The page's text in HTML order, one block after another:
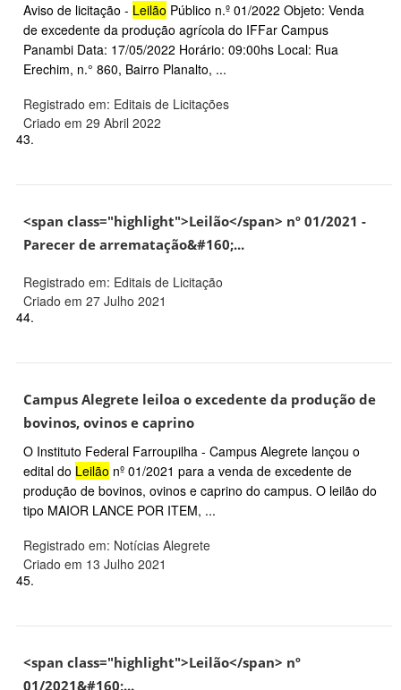
Aviso de licitação - Leilão Público n.º 01/2022 Objeto: Venda
de excedente da produção agrícola do IFFar Campus
Panambi Data: 17/05/2022 Horário: 09:00hs Local: Rua
Erechim, n.° 860, Bairro Planalto, ...
Registrado em: Editais de Licitações
Criado em 29 Abril 2022
43.
<span class="highlight">Leilão</span> nº 01/2021 -
Parecer de arrematação&#160;...
Registrado em: Editais de Licitação
Criado em 27 Julho 2021
44.
Campus Alegrete leiloa o excedente da produção de
bovinos, ovinos e caprino
O Instituto Federal Farroupilha - Campus Alegrete lançou o
edital do Leilão nº 01/2021 para a venda de excedente de
produção de bovinos, ovinos e caprino do campus. O leilão do
tipo MAIOR LANCE POR ITEM, ...
Registrado em: Notícias Alegrete
Criado em 13 Julho 2021
45.
<span class="highlight">Leilão</span> nº
01/2021&#160;...